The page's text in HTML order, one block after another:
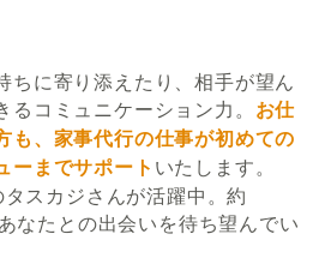
ちに寄り添えたり、相手が望ん
るコミュニケーション力。 お仕
も、家事代行の仕事が初めての
ーまでサポート いたします。
スカジさんが活躍中。約
なたとの出会いを待ち望んでい